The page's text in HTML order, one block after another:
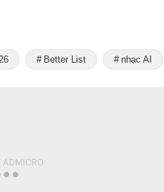
Better List nhạc AI